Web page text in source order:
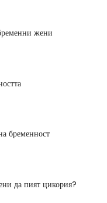
жени
бременност
да пият цикория?